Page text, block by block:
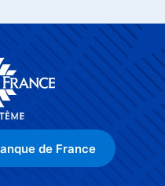
de France